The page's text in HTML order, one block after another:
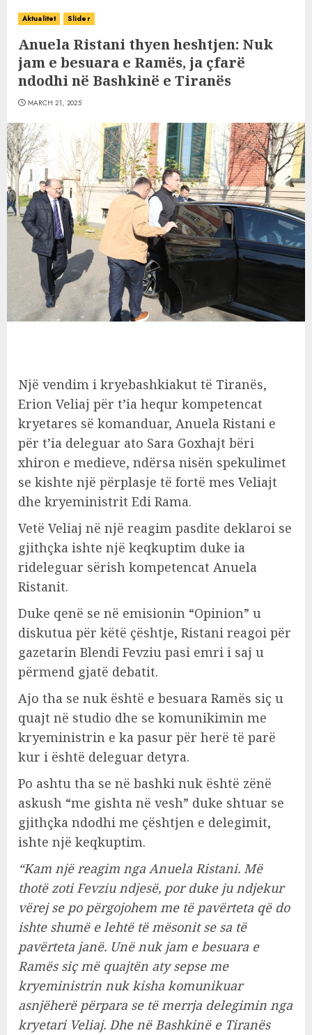
Aktualitet Slider
Anuela Ristani thyen heshtjen: Nuk
jam e besuara e Ramës, ja çfarë
ndodhi në Bashkinë e Tiranës
MARCH 21, 2025
Një vendim i kryebashkiakut të Tiranës,
Erion Veliaj për t’ia hequr kompetencat
kryetares së komanduar, Anuela Ristani e
për t’ia deleguar ato Sara Goxhajt bëri
xhiron e medieve, ndërsa nisën spekulimet
se kishte një përplasje të fortë mes Veliajt
dhe kryeministrit Edi Rama.
Vetë Veliaj në një reagim pasdite deklaroi se
gjithçka ishte një keqkuptim duke ia
rideleguar sërish kompetencat Anuela
Ristanit.
Duke qenë se në emisionin “Opinion” u
diskutua për këtë çështje, Ristani reagoi për
gazetarin Blendi Fevziu pasi emri i saj u
përmend gjatë debatit.
Ajo tha se nuk është e besuara Ramës siç u
quajt në studio dhe se komunikimin me
kryeministrin e ka pasur për herë të parë
kur i është deleguar detyra.
Po ashtu tha se në bashki nuk është zënë
askush “me gishta në vesh” duke shtuar se
gjithçka ndodhi me çështjen e delegimit,
ishte një keqkuptim.
“Kam një reagim nga Anuela Ristani. Më
thotë zoti Fevziu ndjesë, por duke ju ndjekur
vërej se po përgojohem me të pavërteta që do
ishte shumë e lehtë të mësonit se sa të
pavërteta janë. Unë nuk jam e besuara e
Ramës siç më quajtën aty sepse me
kryeministrin nuk kisha komunikuar
asnjëherë përpara se të merrja delegimin nga
kryetari Veliaj. Dhe në Bashkinë e Tiranës